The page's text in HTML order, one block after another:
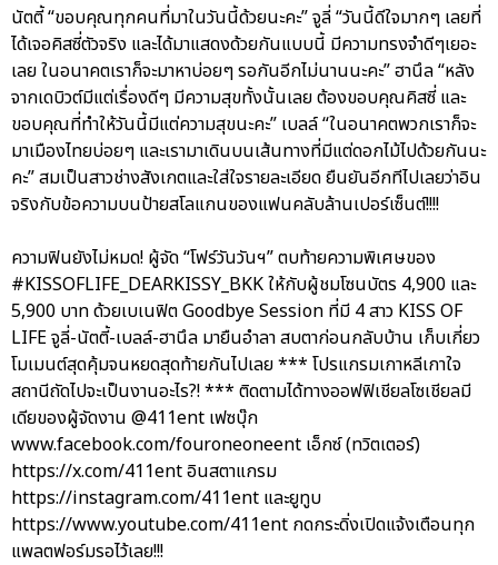
นัตตี้ “ขอบคุณทุกคนที่มาในวันนี้ด้วยนะคะ” จูลี่ “วันนี้ดีใจมากๆ เลยที่
ได้เจอคิสซี่ตัวจริง และได้มาแสดงด้วยกันแบบนี้ มีความทรงจำดีๆเยอะ
เลย ในอนาคตเราก็จะมาหาบ่อยๆ รอกันอีกไม่นานนะคะ” ฮานึล “หลัง
จากเดบิวต์มีแต่เรื่องดีๆ มีความสุขทั้งนั้นเลย ต้องขอบคุณคิสซี่ และ
ขอบคุณที่ทำให้วันนี้มีแต่ความสุขนะคะ” เบลล์ “ในอนาคตพวกเราก็จะ
มาเมืองไทยบ่อยๆ และเรามาเดินบนเส้นทางที่มีแต่ดอกไม้ไปด้วยกันนะ
คะ” สมเป็นสาวช่างสังเกตและใส่ใจรายละเอียด ยืนยันอีกทีไปเลยว่าอิน
จริงกับข้อความบนป้ายสโลแกนของแฟนคลับล้านเปอร์เซ็นต์!!!!
ความฟินยังไม่หมด! ผู้จัด “โฟร์วันวันฯ” ตบท้ายความพิเศษของ
#KISSOFLIFE_DEARKISSY_BKK ให้กับผู้ชมโซนบัตร 4,900 และ
5,900 บาท ด้วยเบเนฟิต Goodbye Session ที่มี 4 สาว KISS OF
LIFE จูลี่-นัตตี้-เบลล์-ฮานึล มายืนอำลา สบตาก่อนกลับบ้าน เก็บเกี่ยว
โมเมนต์สุดคุ้มจนหยดสุดท้ายกันไปเลย *** โปรแกรมเกาหลีเกาใจ
สถานีถัดไปจะเป็นงานอะไร?! *** ติดตามได้ทางออฟฟิเชียลโซเชียลมี
เดียของผู้จัดงาน @411ent เฟซบุ๊ก
www.facebook.com/fouroneoneent เอ็กซ์ (ทวิตเตอร์)
https://x.com/411ent อินสตาแกรม
https://instagram.com/411ent และยูทูบ
https://www.youtube.com/411ent กดกระดิ่งเปิดแจ้งเตือนทุก
แพลตฟอร์มรอไว้เลย!!!